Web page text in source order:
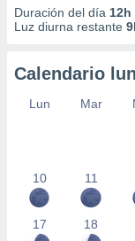
Duración del día 12h
Luz diurna restante
Calendario
Lun Mar
10 11
17 18